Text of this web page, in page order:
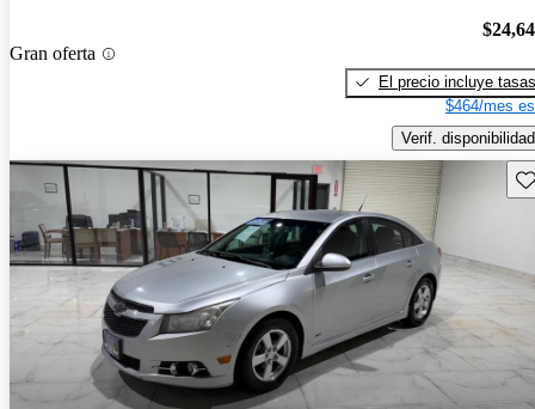
Gran oferta
El precio incluye tasas
$464/mes
Verif. disponibilidad